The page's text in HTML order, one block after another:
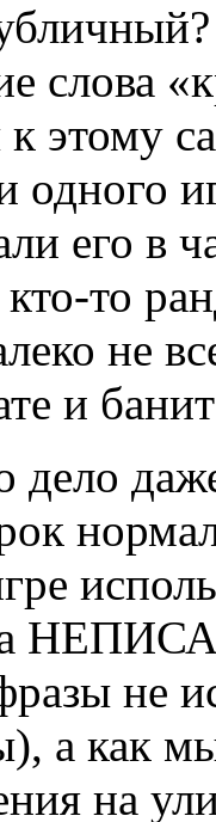
слова
этому
одного
его в
кто-то
не
и
дело
не
а как
на